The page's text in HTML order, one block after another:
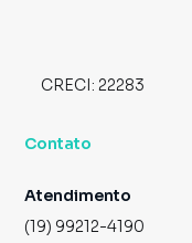
CRECI: 22283
Contato
Atendimento
(19) 99212-4190